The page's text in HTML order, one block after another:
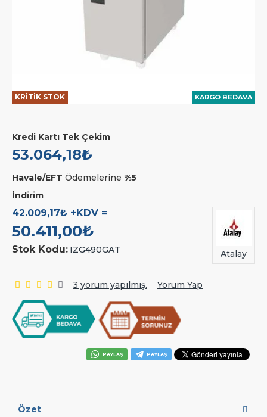
KARGO BEDAVA
KRİTİK STOK
PAYLAŞ PAYLAŞ
Stok Kodu: IZG490GAT Atalay
3 yorum yapılmış. - Yorum Yap
Kredi Kartı Tek Çekim
53.064,18₺
Havale/EFT Ödemelerine %5
İndirim
42.009,17₺ +KDV =
50.411,00₺
Özet